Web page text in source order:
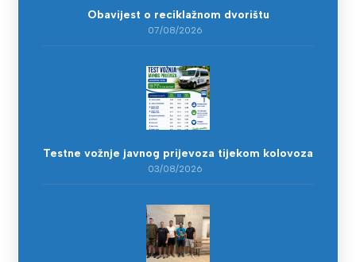
Obavijest o reciklažnom dvorištu
07/08/2026
Testne vožnje javnog prijevoza tijekom kolovoza
03/08/2026